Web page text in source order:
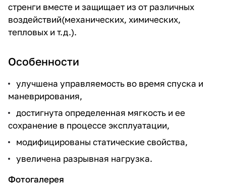
стренги вместе и защищает из от различных
воздействий(механических, химических,
тепловых и т.д.).
Особенности
улучшена управляемость во время спуска и
маневрирования,
достигнута определенная мягкость и ее
сохранение в процессе эксплуатации,
модифицированы статические свойства,
увеличена разрывная нагрузка.
Фотогалерея